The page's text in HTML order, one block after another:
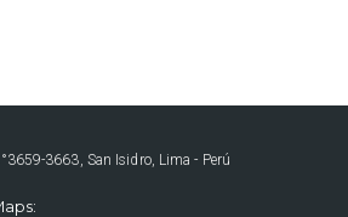
3663, San Isidro, Lima - Perú